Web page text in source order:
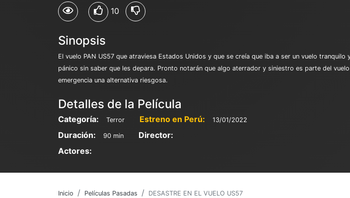
10
Sinopsis
El vuelo PAN US57 que atraviesa Estados Unidos y que se creía que iba a ser un vuelo
pánico sin saber que les depara. Pronto notarán que algo aterrador y siniestro es parte del
emergencia una alternativa riesgosa.
Detalles de la Película
Categoría: Terror Estreno en Perú: 13/01/2022
Duración: 90 min
Director:
Actores:
Inicio Películas Pasadas DESASTRE EN EL VUELO US57